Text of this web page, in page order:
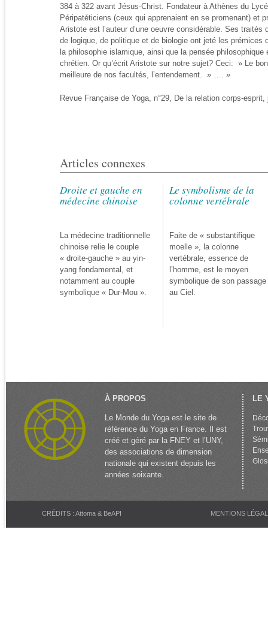
384 à 322 avant Jésus-Christ. Fondateur à Athènes du
Péripatéticiens (ceux qui apprenaient en se promenant) et
Aristote est l’auteur d’une oeuvre considérable. Ses
de logique, de politique et de biologie ont jeté les prémices
la philosophie islamique, ainsi que la pensée
chrétien. Or qu’écrit Aristote sur notre sujet? Ceci: » Le
meilleure de nos facultés, l’entendement. » …. »
Revue Française de Yoga, n°29, De la relation corps-
Articles connexes
Droite et gauche en
médecine chinoise
La médecine traditionnelle
chinoise relie le couple
« droite-gauche » au yin-
yang fondamental, et
notamment au couple
symbolique « Dur-Mou ».
Le symbolisme de la
colonne vertébrale
Faite de « substantifique
moelle », la colonne
vertébrale, essence de
l’homme, est le moyen
symbolique de son passage
au Ciel.
À PROPOS
Le Monde du Yoga est le site de
référence du Yoga en France. Il est
créé et géré par la FNEY et l’UNY,
des associations de dimension
nationale qui existent depuis les
années soixante.
LE
CRÉDITS : Attoma & BeAPI MENTIONS